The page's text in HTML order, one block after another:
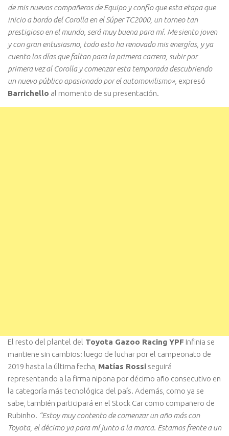
de mis nuevos compañeros de Equipo y confío que esta etapa que
inicio a bordo del Corolla en el Súper TC2000, un torneo tan
prestigioso en el mundo, será muy buena para mí. Me siento joven
y con gran entusiasmo, todo esto ha renovado mis energías, y ya
cuento los días que faltan para la primera carrera, subir por
primera vez al Corolla y comenzar esta temporada descubriendo
un nuevo público apasionado por el automovilismo», expresó
Barrichello al momento de su presentación.
El resto del plantel del Toyota Gazoo Racing YPF Infinia se
mantiene sin cambios: luego de luchar por el campeonato de
2019 hasta la última fecha, Matías Rossi seguirá
representando a la firma nipona por décimo año consecutivo en
la categoría más tecnológica del país. Además, como ya se
sabe, también participará en el Stock Car como compañero de
Rubinho. “Estoy muy contento de comenzar un año más con
Toyota, el décimo ya para mí junto a la marca. Estamos frente a un